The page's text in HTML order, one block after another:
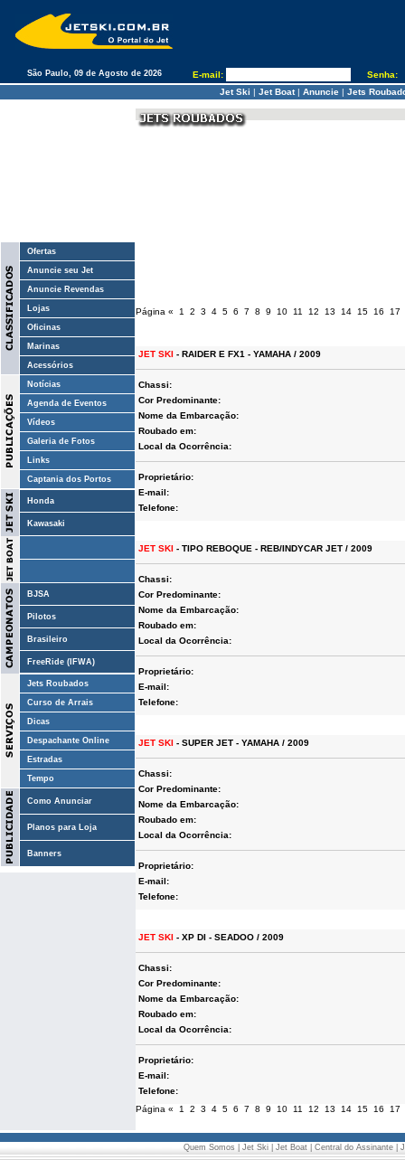
São Paulo, 09 de Agosto de 2026 E-mail:
Senha:
Jet Ski | Jet Boat| Anuncie| Jets
Ofertas
Anuncie seu Jet
Anuncie Revendas
Lojas
Oficinas
Marinas
Acessórios
Notícias
Agenda de Eventos
Vídeos
Galeria de Fotos
Links
Captania dos Portos
Honda
Kawasaki
BJSA
Pilotos
Brasileiro
FreeRide (IFWA)
Jets Roubados
Curso de Arrais
Dicas
Despachante Online
Estradas
Tempo
Como Anunciar
Planos para Loja
Banners
Página « 1 2 3 4 5 6 7 8 9 10 11 12 13 14 15 16 17
JET SKI - RAIDER E FX1 - YAMAHA / 2009
Chassi:
Cor Predominante:
Nome da Embarcação:
Roubado em:
Local da Ocorrência:
Proprietário:
E-mail:
Telefone:
JET SKI - TIPO REBOQUE - REB/INDYCAR JET / 2009
Chassi:
Cor Predominante:
Nome da Embarcação:
Roubado em:
Local da Ocorrência:
Proprietário:
E-mail:
Telefone:
JET SKI - SUPER JET - YAMAHA / 2009
Chassi:
Cor Predominante:
Nome da Embarcação:
Roubado em:
Local da Ocorrência:
Proprietário:
E-mail:
Telefone:
JET SKI - XP DI - SEADOO / 2009
Chassi:
Cor Predominante:
Nome da Embarcação:
Roubado em:
Local da Ocorrência:
Proprietário:
E-mail:
Telefone:
Página « 1 2 3 4 5 6 7 8 9 10 11 12 13 14 15 16 17
Quem Somos Jet Ski Jet Boat Central do Assinante